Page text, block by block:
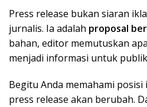
Press release bukan siaran
jurnalis. Ia adalah proposal
bahan, editor memutuskan
menjadi informasi untuk
Begitu Anda memahami posisi
press release akan berubah.